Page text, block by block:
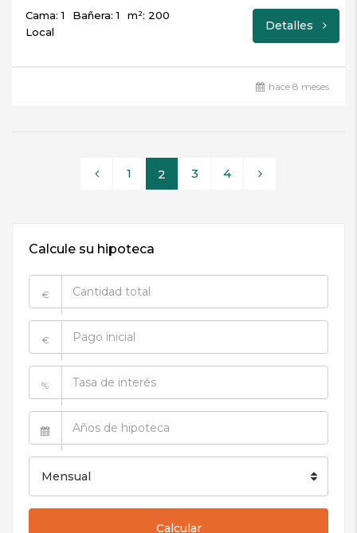
Cama: 1 Bañera: 1
m²: 200
Local
Detalles
hace 8 meses
1 2 3 4
Calcule su hipoteca
€
€
%
Mensual
Calcular